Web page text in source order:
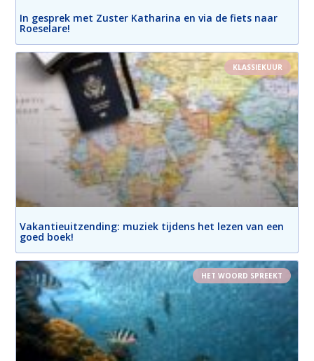
In gesprek met Zuster Katharina en via de fiets naar
Roeselare!
KLASSIEKUUR
Vakantieuitzending: muziek tijdens het lezen van een
goed boek!
HET WOORD SPREEKT